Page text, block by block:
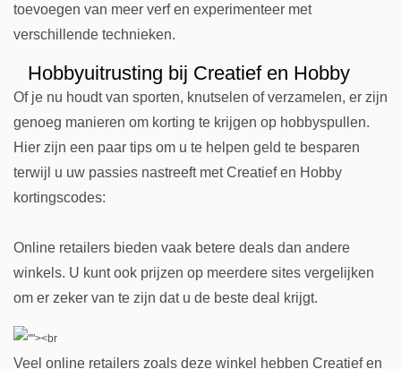
toevoegen van meer verf en experimenteer met
verschillende technieken.
Hobbyuitrusting bij Creatief en Hobby
Of je nu houdt van sporten, knutselen of verzamelen, er zijn
genoeg manieren om korting te krijgen op hobbyspullen.
Hier zijn een paar tips om u te helpen geld te besparen
terwijl u uw passies nastreeft met Creatief en Hobby
kortingscodes:
Online retailers bieden vaak betere deals dan andere
winkels. U kunt ook prijzen op meerdere sites vergelijken
om er zeker van te zijn dat u de beste deal krijgt.
Veel online retailers zoals deze winkel hebben Creatief en